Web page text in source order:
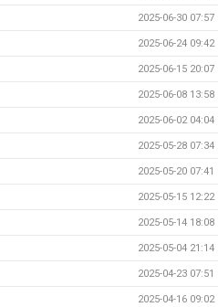
2025-06-30 07:57
2025-06-24 09:42
2025-06-15 20:07
2025-06-08 13:58
2025-06-02 04:04
2025-05-28 07:34
2025-05-20 07:41
2025-05-15 12:22
2025-05-14 18:08
2025-05-04 21:14
2025-04-23 07:51
2025-04-16 09:02